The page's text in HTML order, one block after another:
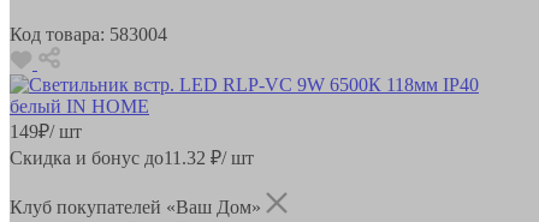
Код товара: 583004
149₽/ шт
Скидка и бонус до11.32 ₽/ шт
Клуб покупателей «Ваш Дом»